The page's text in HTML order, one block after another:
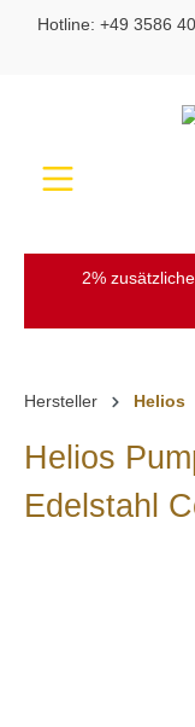
springen
Hotline: +49 3586
2%
Hersteller Helios
Helios
Edelstahl